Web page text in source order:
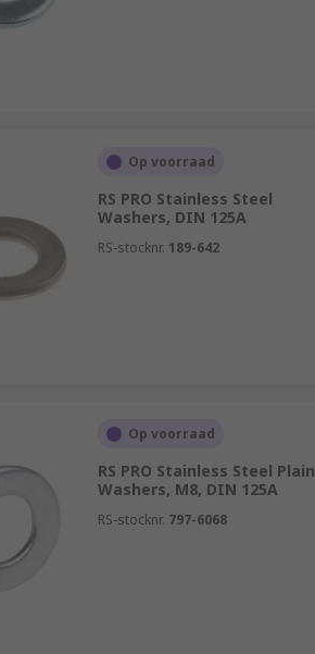
Op voorraad
RS PRO Stainless Steel
Washers, DIN 125A
RS-stocknr. 189-642
Op voorraad
RS PRO Stainless Steel Plain
Washers, M8, DIN 125A
RS-stocknr. 797-6068